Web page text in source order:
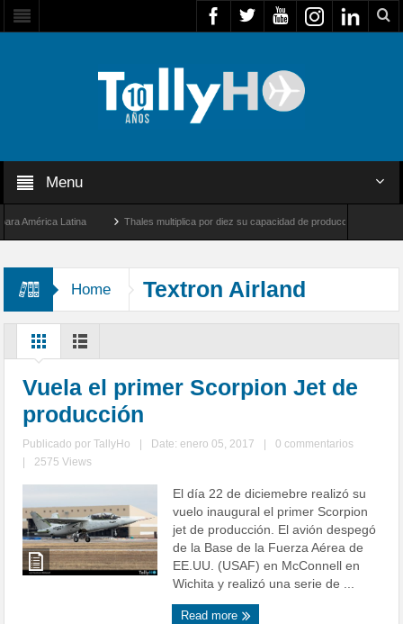
Menu
Latina Thales multiplica por diez su capacidad de producción de radares en
Home Textron Airland
Vuela el primer Scorpion Jet de
producción
Publicado porTallyHo Date: enero 05, 2017
0 commentarios
2575 Views
El día 22 de diciemebre realizó su
vuelo inaugural el primer Scorpion
jet de producción. El avión despegó
de la Base de la Fuerza Aérea de
EE.UU. (USAF) en McConnell en
Wichita y realizó una serie de ...
Read more